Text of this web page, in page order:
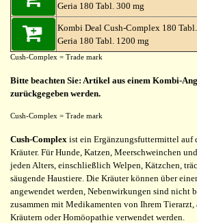
Geria 180 Tabl. 300 mg
Kombi Deal Cush-Complex 180
Geria 180 Tabl. 1200 mg
Cush-Complex = Trade mark
Bitte beachten Sie: Artikel aus einem Kombi-
zurückgegeben werden.
Cush-Complex = Trade mark
Cush-Complex ist ein Ergänzungsfuttermittel auf
Kräuter. Für Hunde, Katzen, Meerschweinchen
jeden Alters, einschließlich Welpen, Kätzchen,
säugende Haustiere. Die Kräuter können über
angewendet werden, Nebenwirkungen sind nicht
zusammen mit Medikamenten von Ihrem Tierarzt,
Kräutern oder Homöopathie verwendet werden.